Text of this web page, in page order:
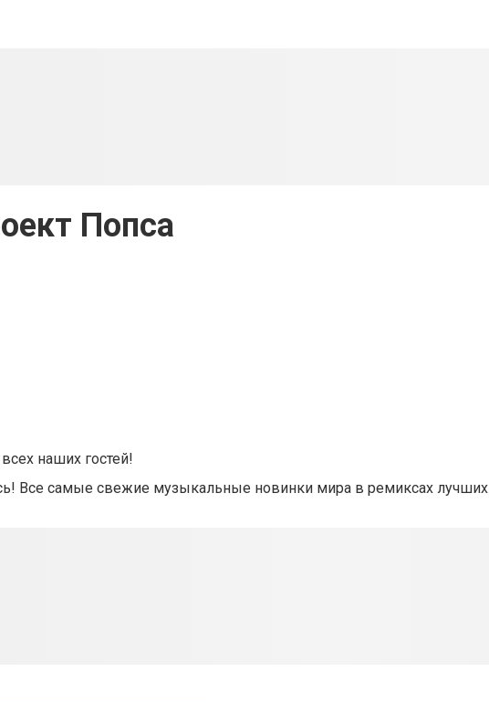
Попса
наших гостей!
Все самые свежие музыкальные новинки мира в ремиксах лучших